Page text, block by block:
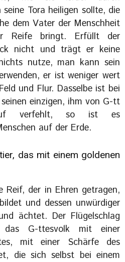
Tora heiligen sollte, die
dem Vater der Menschheit
Reife bringt. Erfüllt der
nicht und trägt er keine
nutze, man kann sein
er ist weniger wert
und Flur. Dasselbe ist bei
einzigen, ihm von G-tt
verfehlt, so ist es
auf der Erde.
das mit einem goldenen
Reif, der in Ehren getragen,
und dessen unwürdiger
ächtet. Der Flügelschlag
das G-ttesvolk mit einer
mit einer Schärfe des
die sich selbst bei einem